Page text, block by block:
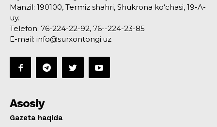
Manzil: 190100, Termiz shahri, Shukrona ko‘chasi, 19-A-
uy.
Telefon: 76-224-22-92, 76--224-23-85
E-mail: info@surxontongi.uz
Asosiy
Gazeta haqida